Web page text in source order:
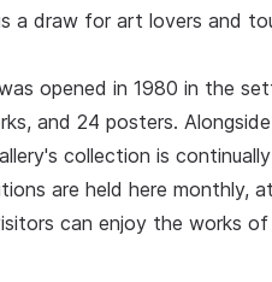
a draw for art lovers and
opened in 1980 in the
and 24 posters.
collection is
are held here monthly,
can enjoy the works